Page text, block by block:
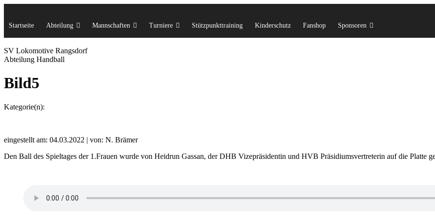
Startseite Abteilung Mannschaften Turniere Stützpunkttraining Kinderschutz Fanshop Sponsoren
SV Lokomotive Rangsdorf
Abteilung Handball
Bild5
Kategorie(n):
eingestellt am: 04.03.2022 | von: N. Brämer
Den Ball des Spieltages der 1.Frauen wurde von Heidrun Gassan, der DHB Vizepräsidentin und HVB Präsidiumsvertreterin auf die Platte